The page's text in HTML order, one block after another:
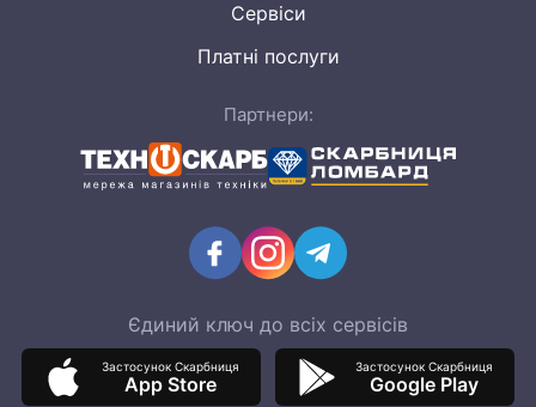
Сервіси
Платні послуги
Партнери:
Єдиний ключ до всіх сервісів
Застосунок Скарбниця
App Store
Застосунок Скарбниця
Google Play